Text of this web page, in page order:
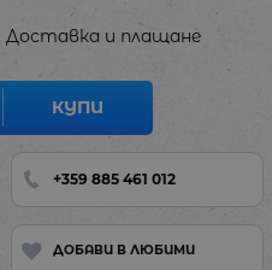
Доставка и плащане
КУПИ
+359 885 461 012
ДОБАВИ В ЛЮБИМИ